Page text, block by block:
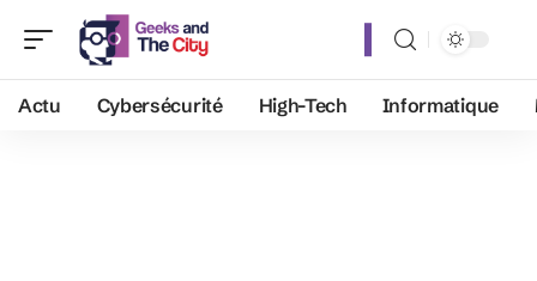
Actu Cybersécurité High-Tech Informatique